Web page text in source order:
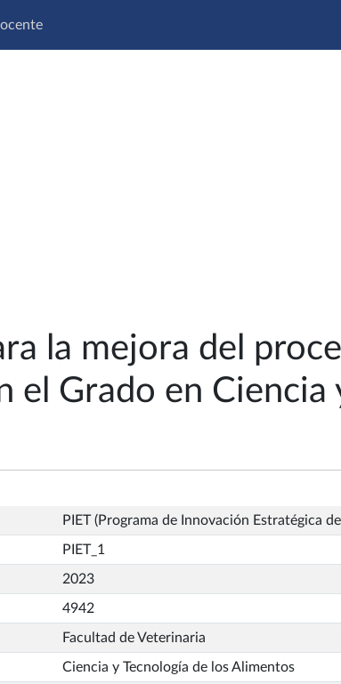
la mejora del
el Grado en Ciencia
PIET (Programa de Innovación Estratégica
PIET_1
2023
4942
Facultad de Veterinaria
Ciencia y Tecnología de los Alimentos